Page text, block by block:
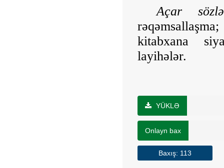
Açar
kitabxana
layihələr.
YÜKLƏ
Onlayn bax
Baxış: 113